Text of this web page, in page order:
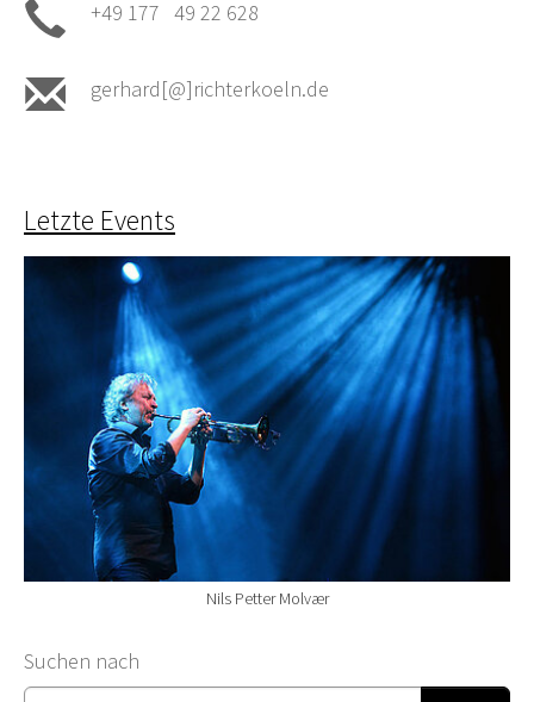
+49 177 49 22 628
gerhard[@]richterkoeln.de
Letzte Events
Nils Petter Molvær
Suchformular
Suchen nach